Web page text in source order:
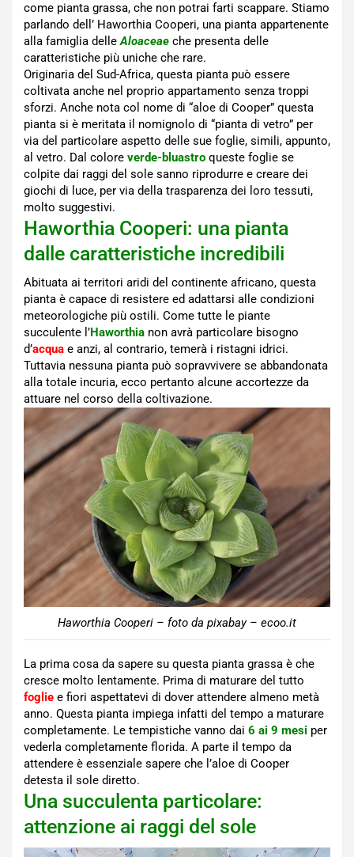
come pianta grassa, che non potrai farti scappare. Stiamo
parlando dell’ Haworthia Cooperi, una pianta appartenente
alla famiglia delleAloaceae che presenta delle
caratteristiche più uniche che rare.
Originaria del Sud-Africa, questa pianta può essere
coltivata anche nel proprio appartamento senza troppi
sforzi. Anche nota col nome di “aloe di Cooper” questa
pianta si è meritata il nomignolo di “pianta di vetro” per
via del particolare aspetto delle sue foglie, simili, appunto,
al vetro. Dal colore verde-bluastro queste foglie se
colpite dai raggi del sole sanno riprodurre e creare dei
giochi di luce, per via della trasparenza dei loro tessuti,
molto suggestivi.
Haworthia Cooperi: una pianta
dalle caratteristiche incredibili
Abituata ai territori aridi del continente africano, questa
pianta è capace di resistere ed adattarsi alle condizioni
meteorologiche più ostili. Come tutte le piante
succulente l’Haworthia non avrà particolare bisogno
d’acqua e anzi, al contrario, temerà i ristagni idrici.
Tuttavia nessuna pianta può sopravvivere se abbandonata
alla totale incuria, ecco pertanto alcune accortezze da
attuare nel corso della coltivazione.
Haworthia Cooperi – foto da pixabay – ecoo.it
La prima cosa da sapere su questa pianta grassa è che
cresce molto lentamente. Prima di maturare del tutto
foglie e fiori aspettatevi di dover attendere almeno metà
anno. Questa pianta impiega infatti del tempo a maturare
completamente. Le tempistiche vanno dai 6 ai 9 mesi per
vederla completamente florida. A parte il tempo da
attendere è essenziale sapere che l’aloe di Cooper
detesta il sole diretto.
Una succulenta particolare:
attenzione ai raggi del sole